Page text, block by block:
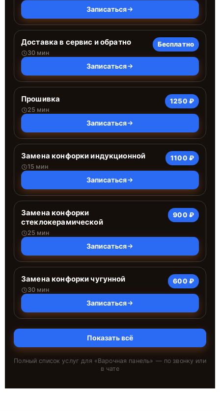
Записаться
Доставка в сервис и обратно
30 мин
Бесплатно
Записаться
Прошивка
25 мин
1250 ₽
Записаться
Замена конфорки индукционной
15 мин
1100 ₽
Записаться
Замена конфорки
стеклокерамической
25 мин
900 ₽
Записаться
Замена конфорки чугунной
30 мин
600 ₽
Записаться
Показать всё
Полный список услуг для «Варочная панель» — по звонку или
в чате